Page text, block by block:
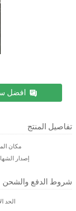
افضل
تفاصيل المنتج
مكان
إصدار
شروط الدفع والشحن
الحد